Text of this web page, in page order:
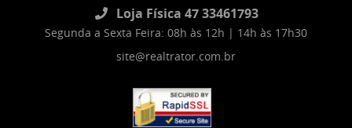
Loja Física 47 33461793
Segunda a Sexta Feira: 08h às 12h | 14h às 17h30
site@realtrator.com.br